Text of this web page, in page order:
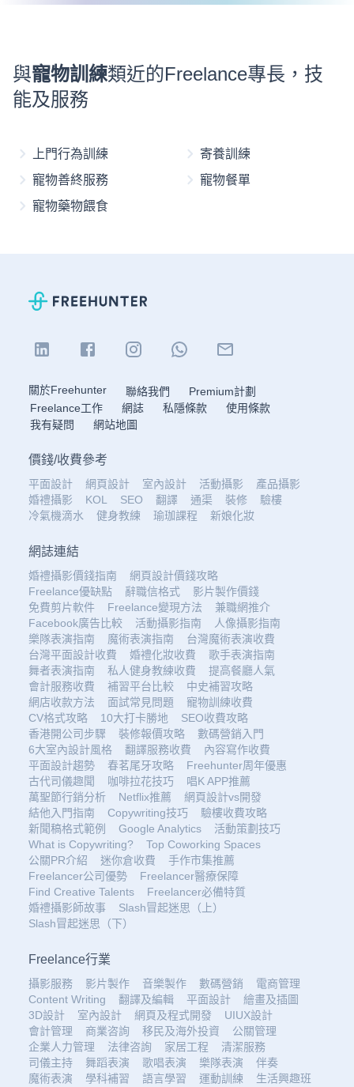
與寵物訓練類近的Freelance專長，技
能及服務
上門行為訓練
寄養訓練
寵物善終服務
寵物餐單
寵物藥物餵食
關於Freehunter 聯絡我們
Premium計劃
Freelance工作
網誌 私隱條款
使用條款
我有疑問
網站地圖
價錢/收費參考
平面設計 網頁設計 室內設計 活動攝影
產品攝影
婚禮攝影
KOL SEO 翻譯 通渠 裝修
驗樓
冷氣機滴水
健身教練 瑜珈課程 新娘化妝
網誌連結
婚禮攝影價錢指南
網頁設計價錢攻略
Freelance優缺點
辭職信格式
影片製作價錢
免費剪片軟件
Freelance變現方法
兼職網推介
Facebook廣告比較
活動攝影指南
人像攝影指南
樂隊表演指南
魔術表演指南
台灣魔術表演收費
台灣平面設計收費
婚禮化妝收費
歌手表演指南
舞者表演指南
私人健身教練收費
提高餐廳人氣
會計服務收費
補習平台比較
中史補習攻略
網店收款方法
面試常見問題
寵物訓練收費
CV格式攻略
10大打卡勝地
SEO收費攻略
香港開公司步驟
裝修報價攻略
數碼營銷入門
6大室內設計風格
翻譯服務收費
內容寫作收費
平面設計趨勢
春茗尾牙攻略
Freehunter周年優惠
古代司儀趣聞
咖啡拉花技巧
唱K APP推薦
萬聖節行銷分析
Netflix推薦
網頁設計vs開發
結他入門指南
Copywriting技巧
驗樓收費攻略
新聞稿格式範例
Google Analytics
活動策劃技巧
What is Copywriting?
Top Coworking Spaces
公關PR介紹
迷你倉收費
手作市集推薦
Freelancer公司優勢
Freelancer醫療保障
Find Creative Talents
Freelancer必備特質
婚禮攝影師故事
Slash冒起迷思（上）
Slash冒起迷思（下）
Freelance行業
攝影服務 影片製作 音樂製作 數碼營銷
電商管理
Content Writing
翻譯及編輯 平面設計
繪畫及插圖
3D設計
室內設計 網頁及程式開發
UIUX設計
會計管理
商業咨詢 移民及海外投資
公關管理
企業人力管理
法律咨詢 家居工程
清潔服務
司儀主持
舞蹈表演 歌唱表演 樂隊表演
伴奏
魔術表演
學科補習 語言學習 運動訓練 生活興趣班